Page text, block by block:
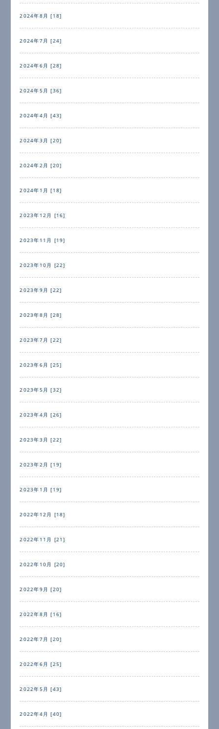
2024年8月 [18]
2024年7月 [24]
2024年6月 [28]
2024年5月 [36]
2024年4月 [43]
2024年3月 [20]
2024年2月 [20]
2024年1月 [18]
2023年12月 [16]
2023年11月 [19]
2023年10月 [22]
2023年9月 [22]
2023年8月 [28]
2023年7月 [22]
2023年6月 [25]
2023年5月 [32]
2023年4月 [26]
2023年3月 [22]
2023年2月 [19]
2023年1月 [19]
2022年12月 [18]
2022年11月 [21]
2022年10月 [20]
2022年9月 [20]
2022年8月 [16]
2022年7月 [20]
2022年6月 [25]
2022年5月 [43]
2022年4月 [40]